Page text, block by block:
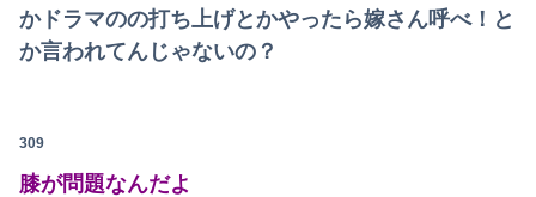
かドラマのの打ち上げとかやったら嫁さん呼べ！と
か言われてんじゃないの？
309
膝が問題なんだよ